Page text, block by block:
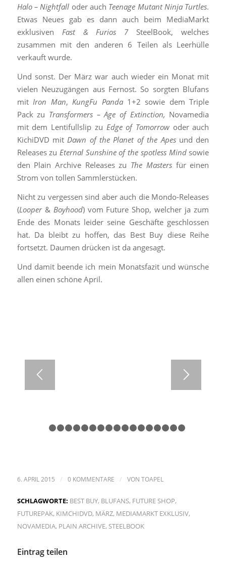
Halo – Nightfall oder auch Teenage Mutant Ninja Turtles.
Etwas Neues gab es dann auch beim MediaMarkt
exklusiven Fast & Furios 7SteelBook, welches
zusammen mit den anderen 6 Teilen als Leerhülle
verkauft wurde.
Und sonst. Der März war auch wieder ein Monat mit
vielen Neuzugängen aus Fernost. So sorgten Blufans
mitIron Man,KungFu Panda1+2 sowie dem Triple
Pack zu Transformers – Age of Extinction, Novamedia
mit dem Lentifullslip zu Edge of Tomorrow oder auch
KichiDVD mitDawn of the Planet of the Apesund den
Releases zuEternal Sunshine of the spotless Mindsowie
den Plain Archive Releases zu The Mastersfür einen
Strom von tollen Sammlerstücken.
Nicht zu vergessen sind aber auch die Mondo-Releases
(Looper& Boyhood) vom Future Shop, welcher ja zum
Ende des Monats leider seine Geschäfte geschlossen
hat. Da bleibt zu hoffen, das Best Buy diese Reihe
fortsetzt. Daumen drücken ist da angesagt.
Und damit beende ich mein Monatsfazit und wünsche
allen einen schöne April.
1 2 3 4 5 6 7 8 9 101112
6. APRIL 2015 / 0 KOMMENTARE / VON TOAPEL
SCHLAGWORTE: BEST BUY, BLUFANS, FUTURE SHOP,
FUTUREPAK, KIMCHIDVD, MÄRZ, MEDIAMARKT EXKLUSIV,
NOVAMEDIA, PLAIN ARCHIVE, STEELBOOK
Eintrag teilen